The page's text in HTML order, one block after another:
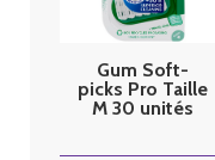
Gum Soft-
picks Pro Taille
M 30 unités